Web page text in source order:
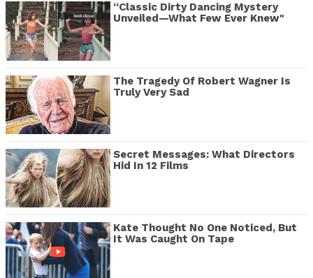
“Classic Dirty Dancing Mystery
Unveiled—What Few Ever Knew"
The Tragedy Of Robert Wagner Is
Truly Very Sad
Secret Messages: What Directors
Hid In 12 Films
Kate Thought No One Noticed, But
It Was Caught On Tape